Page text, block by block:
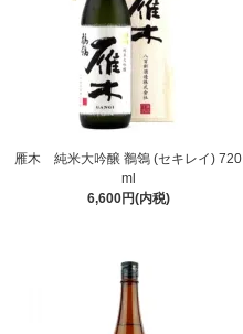
雁木 純米大吟醸 鶺鴒 (セキレイ) 720
ml
6,600円(内税)